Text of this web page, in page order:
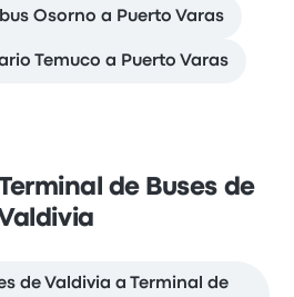
Osorno a Puerto Varas
Temuco a Puerto Varas
de Buses de
de Valdivia a Terminal de